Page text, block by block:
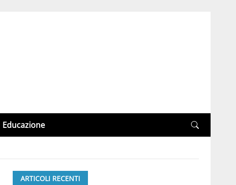
Educazione
ARTICOLI RECENTI